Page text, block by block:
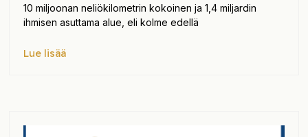
10 miljoonan neliökilometrin kokoinen ja 1,4 miljardin
ihmisen asuttama alue, eli kolme edellä
Lue lisää